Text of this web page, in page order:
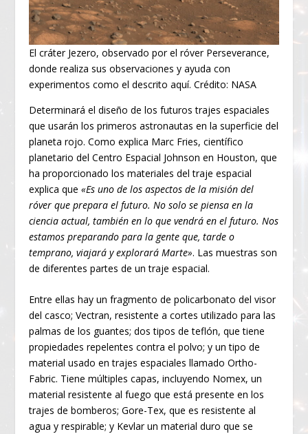
El cráter Jezero, observado por el róver Perseverance,
donde realiza sus observaciones y ayuda con
experimentos como el descrito aquí. Crédito: NASA
Determinará el diseño de los futuros trajes espaciales
que usarán los primeros astronautas en la superficie del
planeta rojo. Como explica Marc Fries, científico
planetario del Centro Espacial Johnson en Houston, que
ha proporcionado los materiales del traje espacial
explica que«Es uno de los aspectos de la misión del
róver que prepara el futuro. No solo se piensa en la
ciencia actual, también en lo que vendrá en el futuro. Nos
estamos preparando para la gente que, tarde o
temprano, viajará y explorará Marte». Las muestras son
de diferentes partes de un traje espacial.
Entre ellas hay un fragmento de policarbonato del visor
del casco; Vectran, resistente a cortes utilizado para las
palmas de los guantes; dos tipos de teflón, que tiene
propiedades repelentes contra el polvo; y un tipo de
material usado en trajes espaciales llamado Ortho-
Fabric. Tiene múltiples capas, incluyendo Nomex, un
material resistente al fuego que está presente en los
trajes de bomberos; Gore-Tex, que es resistente al
agua y respirable; y Kevlar un material duro que se